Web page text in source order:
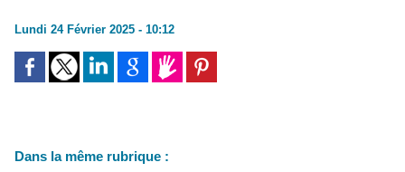
Lundi 24 Février 2025 - 10:12
Dans la même rubrique :